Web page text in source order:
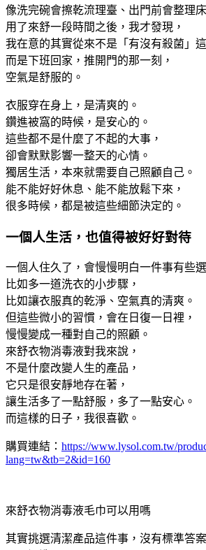
像洗完碗會擦乾流理臺、出門前會整理
用了來舒一段時間之後，我才發現，
我在意的其實從來不是「有沒有殺菌」
而是下班回家，推開門的那一刻，
空氣是舒服的。
衣服穿在身上，是清爽的。
鑽進被窩的時候，是安心的。
這些都不是什麼了不起的大事，
卻會默默影響一整天的心情。
獨居生活，本來就需要自己照顧自己。
能不能好好休息、能不能放鬆下來，
很多時候，都是被這些細節決定的。
一個人生活，也值得被好好對待
一個人住久了，會慢慢明白一件事有些
比如多一道洗衣的小步驟，
比如讓衣服真的乾淨、空氣真的清爽。
但這些微小的習慣，會在日復一日裡，
慢慢變成一種對自己的照顧。
來舒衣物消毒液對我來說，
不是什麼改變人生的產品，
它只是很安靜地存在著，
讓生活多了一點舒服，多了一點安心。
而這樣的日子，我很喜歡。
購買連結： https://www.lysol.com.tw/
lang=tw&tb=2&id=160
來舒衣物消毒液毛巾可以用嗎
其實挑選清潔產品這件事，沒有標準答